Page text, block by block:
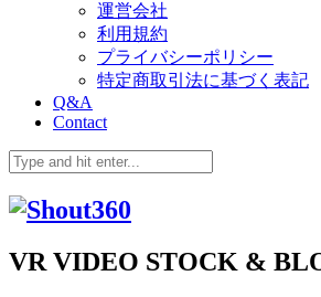
運営会社
利用規約
プライバシーポリシー
特定商取引法に基づく表記
Q&A
Contact
VR VIDEO STOCK &